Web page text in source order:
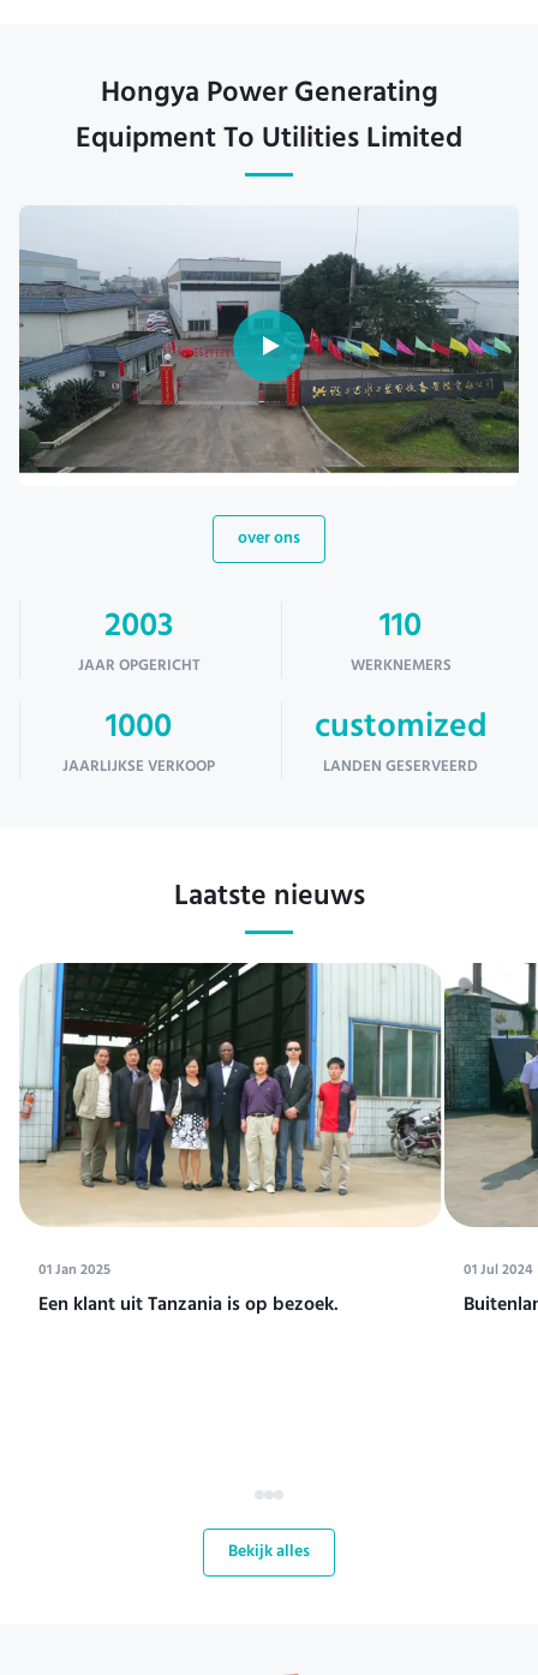
Hongya Power Generating
Equipment To Utilities Limited
over ons
2003
JAAR OPGERICHT
110
WERKNEMERS
1000
JAARLIJKSE VERKOOP
customized
LANDEN GESERVEERD
Laatste nieuws
01 Jan 2025
Een klant uit Tanzania is op bezoek.
01 Jul 2024
Bekijk alles